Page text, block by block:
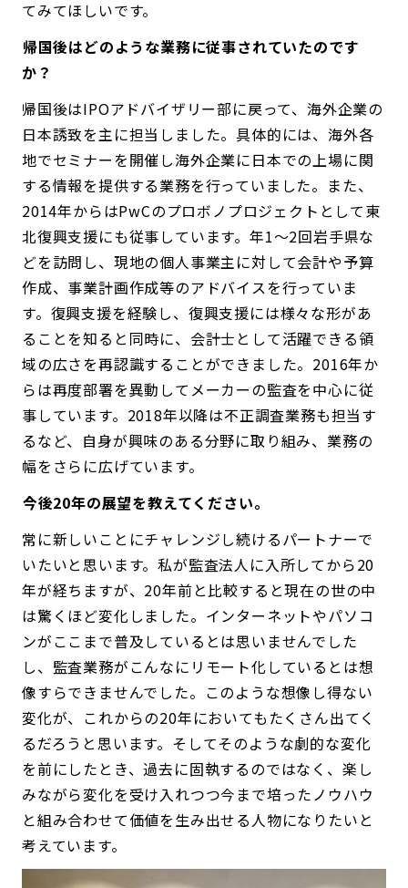
てみてほしいです。
――帰国後はどのような業務に従事されていたのです
か？
帰国後はIPOアドバイザリー部に戻って、海外企業の
日本誘致を主に担当しました。具体的には、海外各
地でセミナーを開催し海外企業に日本での上場に関
する情報を提供する業務を行っていました。また、
2014年からはPwCのプロボノプロジェクトとして東
北復興支援にも従事しています。年1～2回岩手県な
どを訪問し、現地の個人事業主に対して会計や予算
作成、事業計画作成等のアドバイスを行っていま
す。復興支援を経験し、復興支援には様々な形があ
ることを知ると同時に、会計士として活躍できる領
域の広さを再認識することができました。2016年か
らは再度部署を異動してメーカーの監査を中心に従
事しています。2018年以降は不正調査業務も担当す
るなど、自身が興味のある分野に取り組み、業務の
幅をさらに広げています。
――今後20年の展望を教えてください。
常に新しいことにチャレンジし続けるパートナーで
いたいと思います。私が監査法人に入所してから20
年が経ちますが、20年前と比較すると現在の世の中
は驚くほど変化しました。インターネットやパソコ
ンがここまで普及しているとは思いませんでした
し、監査業務がこんなにリモート化しているとは想
像すらできませんでした。このような想像し得ない
変化が、これからの20年においてもたくさん出てく
るだろうと思います。そしてそのような劇的な変化
を前にしたとき、過去に固執するのではなく、楽し
みながら変化を受け入れつつ今まで培ったノウハウ
と組み合わせて価値を生み出せる人物になりたいと
考えています。